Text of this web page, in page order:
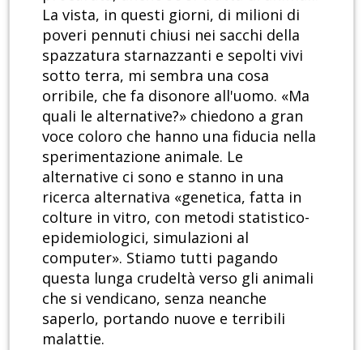
La vista, in questi giorni, di milioni di
poveri pennuti chiusi nei sacchi della
spazzatura starnazzanti e sepolti vivi
sotto terra, mi sembra una cosa
orribile, che fa disonore all'uomo. «Ma
quali le alternative?» chiedono a gran
voce coloro che hanno una fiducia nella
sperimentazione animale. Le
alternative ci sono e stanno in una
ricerca alternativa «genetica, fatta in
colture in vitro, con metodi statistico-
epidemiologici, simulazioni al
computer». Stiamo tutti pagando
questa lunga crudeltà verso gli animali
che si vendicano, senza neanche
saperlo, portando nuove e terribili
malattie.